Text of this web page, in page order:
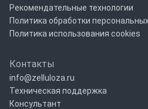
Рекомендательные технологии
Политика обработки
Политика использования cookies
Контакты
info@zelluloza.ru
Техническая поддержка
Консультант